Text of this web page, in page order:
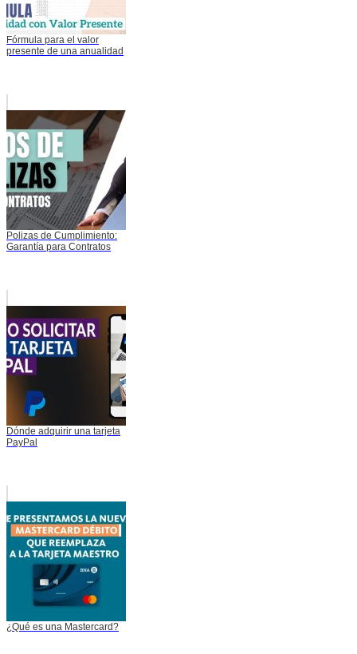
Fórmula para el valor
presente de una anualidad
Polizas de Cumplimiento:
Garantía para Contratos
Dónde adquirir una tarjeta
PayPal
¿Qué es una Mastercard?